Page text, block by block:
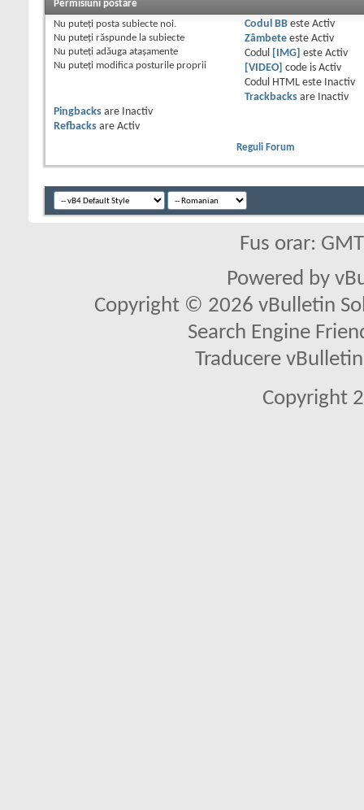
Permisiuni postare
Nu puteţi posta subiecte noi.
Nu puteţi răspunde la subiecte
Nu puteţi adăuga ataşamente
Nu puteţi modifica posturile proprii
Codul BBeste Activ
Zâmbeteeste Activ
Codul
[IMG] este Activ
[VIDEO]
code is Activ
Codul HTML este
Inactiv
Trackbacksare
Inactiv
Pingbacks are
Inactiv
Refbacks are Activ
Reguli Forum
Fus orar:
Powered by
Copyright © 2026 vBulletin
Search Engine
Traducere
Copyright